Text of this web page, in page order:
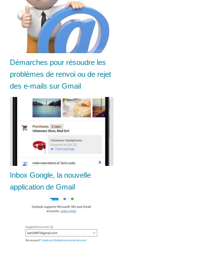
Démarches pour résoudre les
problèmes de renvoi ou de rejet
des e-mails sur Gmail
Inbox Google, la nouvelle
application de Gmail